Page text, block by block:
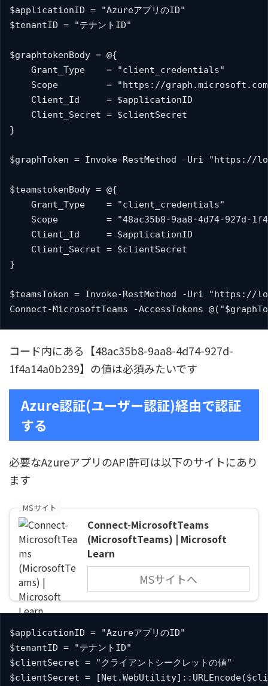
$applicationID = "AzureアプリのID"
$tenantID = "テナントID"
$graphtokenBody = @{
    Grant_Type    = "client_credentials"
Scope         = "https://
    Client_Id     = $applicationID
    Client_Secret = $clientSecret
}
$graphToken = Invoke-RestMethod -Uri "https://
$teamstokenBody = @{
    Grant_Type    = "client_credentials"
Scope         = "48ac35b8-9aa8-4d74-927d-
    Client_Id     = $applicationID
    Client_Secret = $clientSecret
}
$teamsToken = Invoke-RestMethod -Uri "https://
Connect-MicrosoftTeams -AccessTokens
コード内にある【48ac35b8-9aa8-4d74-927d-
1f4a14a0b239】の値は必須みたいです
Azure認証(ユーザー認証)経由で認証
する
必要なAzureアプリのAPI許可は以下のサイトにあり
ます
MSサイト
Connect-MicrosoftTeams
(MicrosoftTeams) | Microsoft
Learn
MSサイトへ
$applicationID = "AzureアプリのID"
$tenantID = "テナントID"
$clientSecret = "クライアントシークレットの値"
$clientSecret =